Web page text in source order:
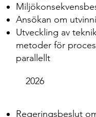
Ansökan om
Utveckling av
metoder för
parallellt
2026
Regeringsbeslut